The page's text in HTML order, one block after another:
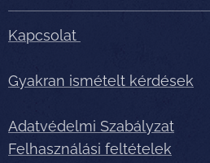
Kapcsolat
Gyakran ismételt kérdések
Adatvédelmi Szabályzat
Felhasználási feltételek